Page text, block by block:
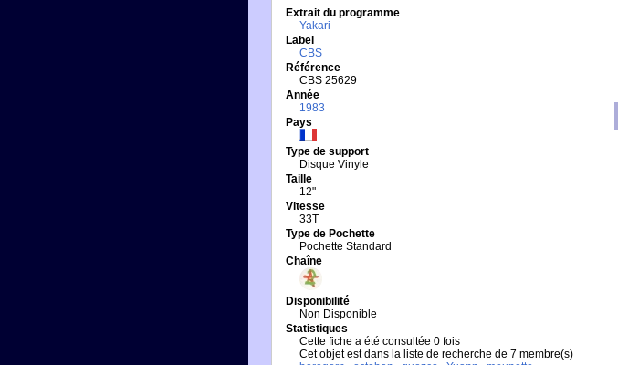
Extrait du programme
Yakari
Label
CBS
Référence
CBS 25629
Année
1983
Pays
Type de support
Disque Vinyle
Taille
12"
Vitesse
33T
Type de Pochette
Pochette Standard
Chaîne
Disponibilité
Non Disponible
Statistiques
Cette fiche a été consultée 0 fois
Cet objet est dans la liste de recherche de 7 membre(s)